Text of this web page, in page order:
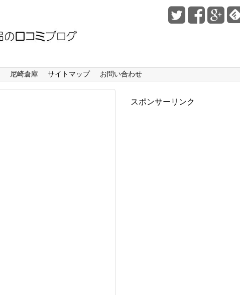
尼崎倉庫 サイトマップ お問い合わせ
スポンサーリンク